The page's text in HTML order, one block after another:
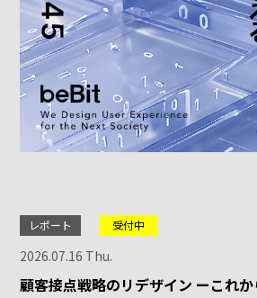
レポート 受付中
2026.07.16 Thu.
顧客接点戦略のリデザイン ーこれ